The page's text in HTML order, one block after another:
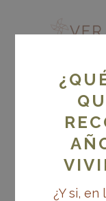
¿Y si,